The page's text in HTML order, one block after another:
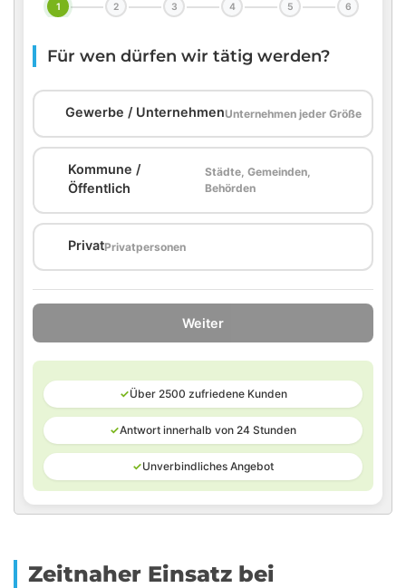
1 2 3 4 5 6
Für wen dürfen wir tätig werden?
Gewerbe / UnternehmenUnternehmen jeder Größe
Kommune /
Öffentlich
Städte, Gemeinden,
Behörden
PrivatPrivatpersonen
Weiter
✓Über 2500 zufriedene Kunden
✓Antwort innerhalb von 24 Stunden
✓Unverbindliches Angebot
Zeitnaher Einsatz bei